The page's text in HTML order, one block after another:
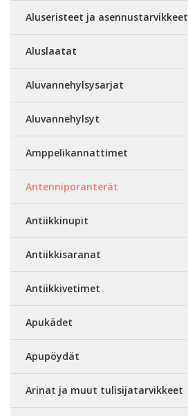
Aluseristeet ja asennustarvikkeet
Aluslaatat
Aluvannehylsysarjat
Aluvannehylsyt
Amppelikannattimet
Antenniporanterät
Antiikkinupit
Antiikkisaranat
Antiikkivetimet
Apukädet
Apupöydät
Arinat ja muut tulisijatarvikkeet